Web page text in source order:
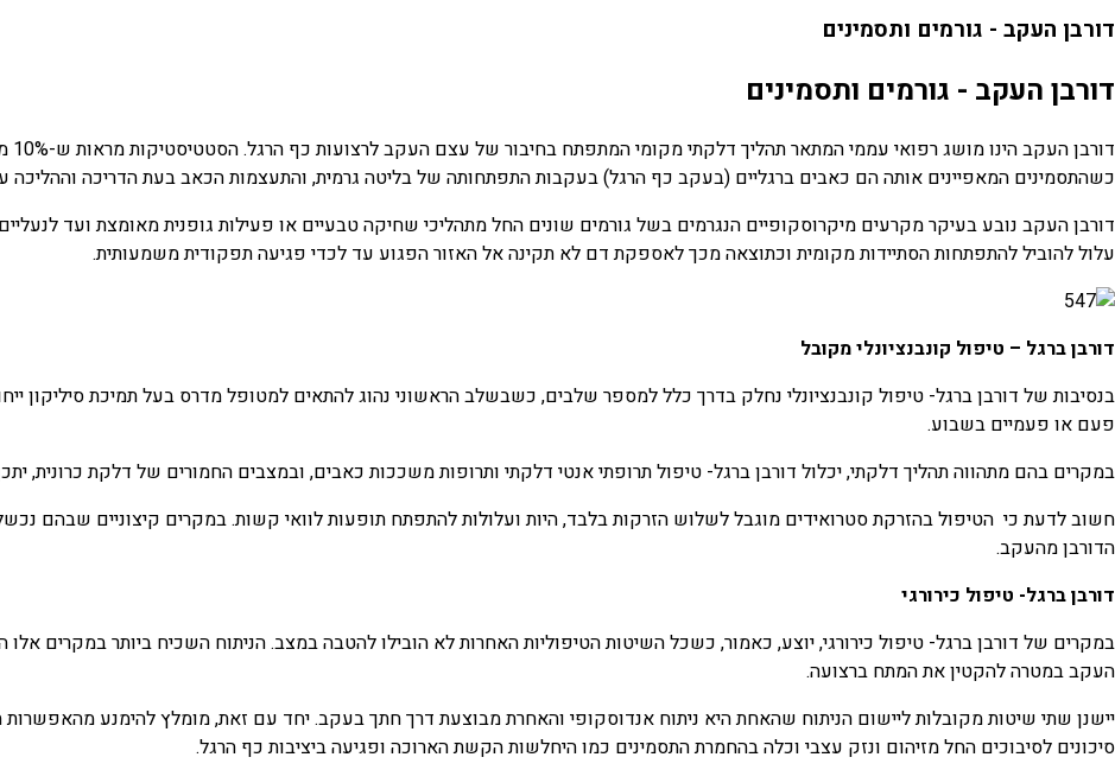
דורבן העקב - גורמים ותסמינים
דורבן העקב - גורמים ותסמינים
כשהתסמינים המאפיינים אותה הם כאבים ברגליים (בעקב כף הרגל) בעקבות התפתחותה של בליטה גרמית, והתעצמות הכאב בעת הדריכה וההליכה
דורבן העקב נובע בעיקר מקרעים מיקרוסקופיים הנגרמים בשל גורמים שונים החל מתהליכי שחיקה טבעיים או פעילות גופנית מאומצת ועד
עלול להוביל להתפתחות הסתיידות מקומית וכתוצאה מכך לאספקת דם לא תקינה אל האזור הפגוע עד לכדי פגיעה תפקודית משמעותית.
דורבן ברגל – טיפול קונבנציונלי מקובל
בנסיבות של דורבן ברגל- טיפול קונבנציונלי נחלק בדרך כלל למספר שלבים, כשבשלב הראשוני נהוג להתאים למטופל מדרס בעל תמיכת סיליקון
פעם או פעמיים בשבוע.
במקרים בהם מתהווה תהליך דלקתי, יכלול דורבן ברגל- טיפול תרופתי אנטי דלקתי ותרופות משככות כאבים, ובמצבים החמורים של דלקת כרונית, יתכן
חשוב לדעת כי הטיפול בהזרקת סטרואידים מוגבל לשלוש הזרקות בלבד, היות ועלולות להתפתח תופעות לוואי קשות. במקרים קיצוניים שבהם
הדורבן מהעקב.
דורבן ברגל- טיפול כירורגי
במקרים של דורבן ברגל- טיפול כירורגי, יוצע, כאמור, כשכל השיטות הטיפוליות האחרות לא הובילו להטבה במצב. הניתוח השכיח ביותר במקרים
העקב במטרה להקטין את המתח ברצועה.
יישנן שתי שיטות מקובלות ליישום הניתוח שהאחת היא ניתוח אנדוסקופי והאחרת מבוצעת דרך חתך בעקב. יחד עם זאת, מומלץ להימנע מהאפשרות
סיכונים לסיבוכים החל מזיהום ונזק עצבי וכלה בהחמרת התסמינים כמו היחלשות הקשת הארוכה ופגיעה ביציבות כף הרגל.